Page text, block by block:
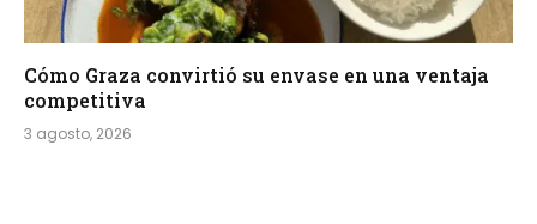
Cómo Graza convirtió su envase en una ventaja
competitiva
3 agosto, 2026